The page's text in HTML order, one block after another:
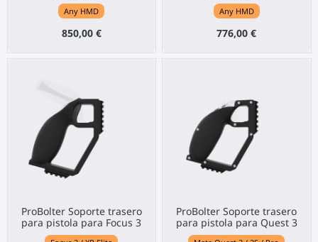
Any HMD
850,00 €
Any HMD
776,00 €
ProBolter Soporte trasero
para pistola para Focus 3
ProBolter Soporte trasero
para pistola para Quest 3